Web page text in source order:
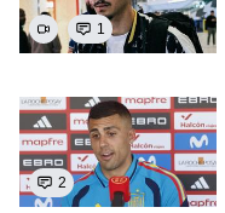
1
2